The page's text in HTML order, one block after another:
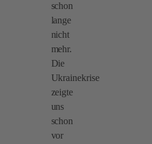
schon
lange
nicht
mehr.
Die
Ukrainekrise
zeigte
uns
schon
vor